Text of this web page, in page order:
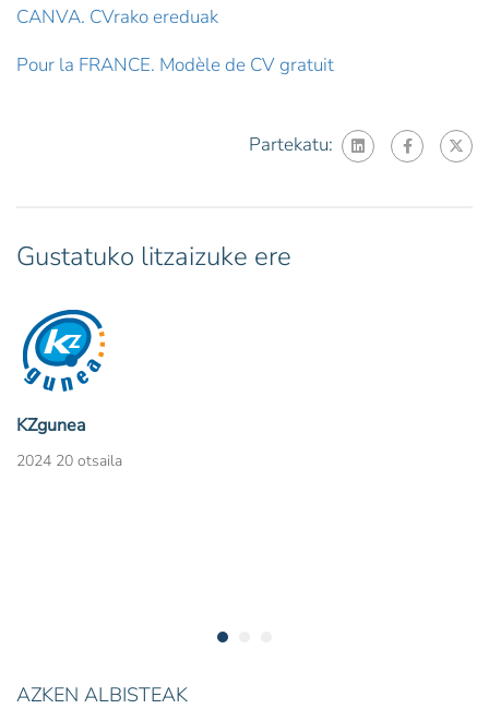
CANVA. CVrako ereduak
Pour la FRANCE. Modèle de CV gratuit
Partekatu:
Gustatuko litzaizuke ere
KZgunea
2024 20 otsaila
AZKEN ALBISTEAK